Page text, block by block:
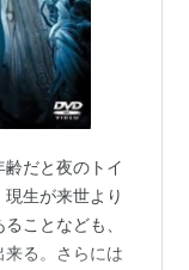
だと夜のトイ
生が来世より
ことなども、
る。さらには